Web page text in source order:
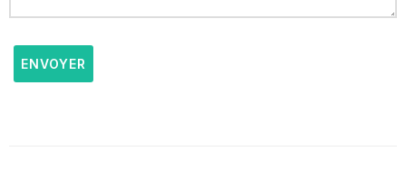
ENVOYER